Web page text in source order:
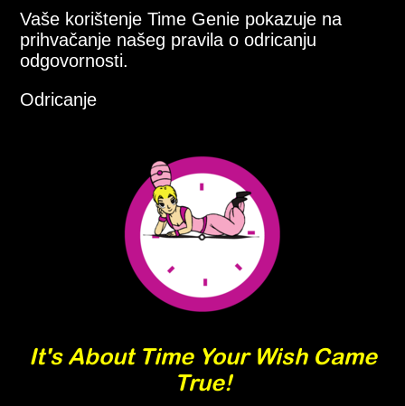
Vaše korištenje Time Genie pokazuje na
prihvačanje našeg pravila o odricanju
odgovornosti.
Odricanje
It's About Time Your Wish Came
True!